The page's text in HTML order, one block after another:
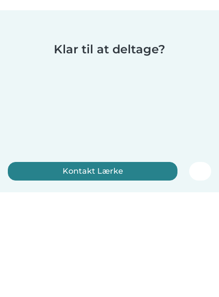
Klar til at deltage?
Kontakt Lærke